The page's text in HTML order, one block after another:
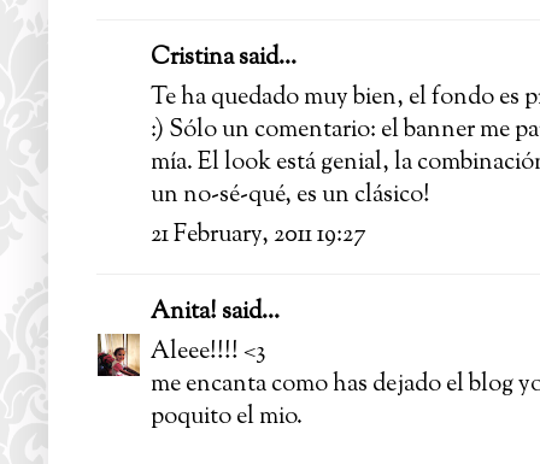
Cristina said...
Te ha quedado muy bien, el fondo es
:) Sólo un comentario: el banner me
mía. El look está genial, la
un no-sé-qué, es un clásico!
21 February, 2011 19:27
Anita! said...
Aleee!!!! <3
me encanta como has dejado el blog
poquito el mio.